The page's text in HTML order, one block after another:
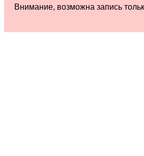
Внимание, возможна запись